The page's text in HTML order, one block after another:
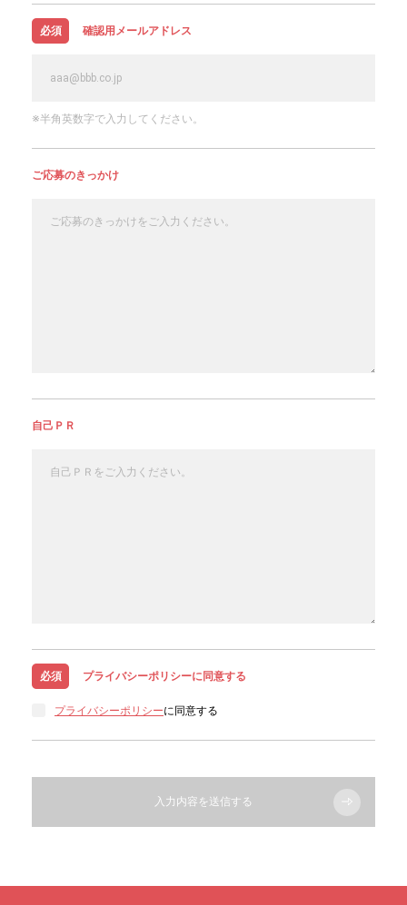
必須 確認用メールアドレス
※半角英数字で入力してください。
ご応募のきっかけ
自己ＰＲ
必須 プライバシーポリシーに同意する
プライバシーポリシーに同意する